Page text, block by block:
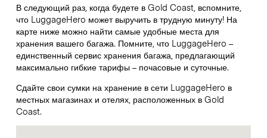
В следующий раз, когда будете в Gold Coast, вспомните,
что LuggageHero может выручить в трудную минуту! На
карте ниже можно найти самые удобные места для
хранения вашего багажа. Помните, что LuggageHero –
единственный сервис хранения багажа, предлагающий
максимально гибкие тарифы – почасовые и суточные.
Сдайте свои сумки на хранение в сети LuggageHero в
местных магазинах и отелях, расположенных в Gold
Coast.